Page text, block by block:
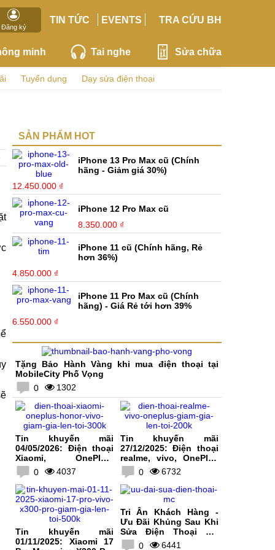
Đăng ký
TIN TỨC EVENTS TRA CỨU BH
minh Tai nghe Sửa chữa
Tuyển dụng Dạy sửa điện thoại
SẢN PHẨM HOT
iPhone 13 Pro Max cũ (Chính
hãng - Giảm giá 30%)
12.450.000 ₫
iPhone 12 Pro Max cũ
8.350.000 ₫
iPhone 11 cũ (Chính hãng, Rẻ
hơn 36%)
4.850.000 ₫
iPhone 11 Pro Max cũ (Chính
hãng) - Giá Rẻ tới hơn 39%
6.550.000 ₫
Tặng Bảo Hành Vàng khi mua điện thoại tại
MobileCity Phố Vọng
0
1302
Tin khuyến mãi
04/05/2026: Điện thoại
Xiaomi, OnePlus,
HONOR, vivo giảm giá
lên tới 300K
0 4037
Tin khuyến mãi
27/12/2025: Điện thoại
realme, vivo, OnePlus
giảm giá lên tới 200K
0 6732
Tin khuyến mãi
01/11/2025: Xiaomi 17
Tri Ân Khách Hàng -
Ưu Đãi Khủng Sau Khi
Sửa Điện Thoại Tại
MobileCity
0 6441